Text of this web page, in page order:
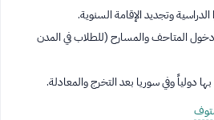
وتجديد الإقامة السنوية.
المتاحف والمسارح (للطلاب في المدن
وفي سوريا بعد التخرج والمعادلة.